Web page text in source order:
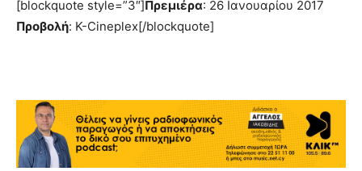
[blockquote style=”3″]Πρεμιέρα: 26 Ιανουαρίου 2017
Προβολή: K-Cineplex[/blockquote]